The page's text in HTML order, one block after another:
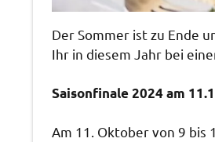
Der Sommer ist zu Ende
Ihr in diesem Jahr bei
Saisonfinale 2024 am
Am 11. Oktober von 9 bis